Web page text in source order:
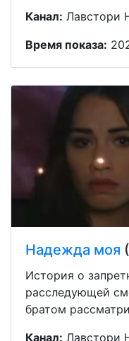
Канал: Лавстори
Время показа:
Надежда моя
История о
расследующей
братом
Канал: Лавстори